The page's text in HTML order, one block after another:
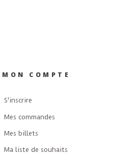
MON COMPTE
S'inscrire
Mes commandes
Mes billets
Ma liste de souhaits